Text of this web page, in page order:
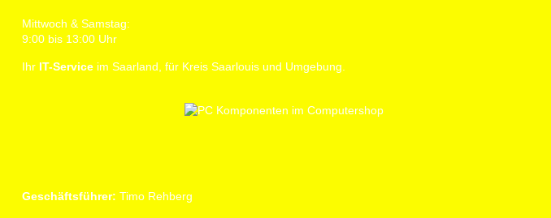
Mittwoch & Samstag:
9:00 bis 13:00 Uhr
Ihr IT-Serviceim Saarland, für Kreis Saarlouis und Umgebung.
Geschäftsführer: Timo Rehberg